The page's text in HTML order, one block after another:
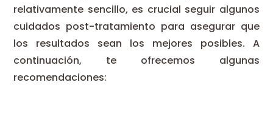
relativamente sencillo, es crucial seguir algunos
cuidados post-tratamiento para asegurar que
los resultados sean los mejores posibles. A
continuación, te ofrecemos algunas
recomendaciones: